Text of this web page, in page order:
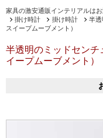
家具の激安通販インテリアルは
掛け時計
掛け時計
半
スイープムーブメント）
半透明のミッドセンチ
イープムーブメント）